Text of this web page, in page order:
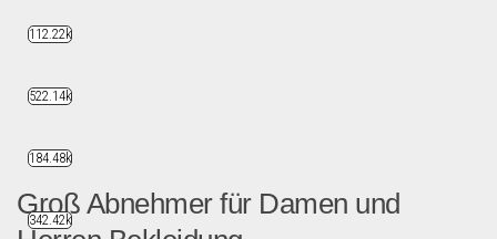
Groß Abnehmer für Damen und
112.22k
522.14k
184.48k
342.42k